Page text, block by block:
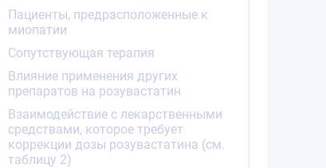
Пациенты, предрасположенные к
миопатии
Сопутствующая терапия
Влияние применения других
препаратов на розувастатин
Взаимодействие с лекарственными
средствами, которое требует
коррекции дозы розувастатина (см.
таблицу 2)